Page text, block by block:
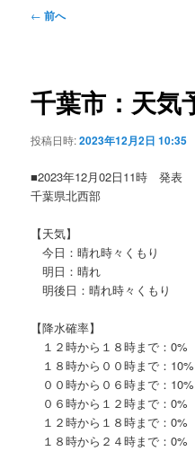
投
ゲ
ー
ョ
← 前へ
千葉市：天気
投稿日時:2023年12月2日 10:35
■2023年12月02日11時 発表
千葉県北西部
【天気】
今日：晴れ時々くもり
明日：晴れ
明後日：晴れ時々くもり
【降水確率】
１２時から１８時まで：0%
１８時から００時まで：10%
００時から０６時まで：10%
０６時から１２時まで：0%
１２時から１８時まで：0%
１８時から２４時まで：0%